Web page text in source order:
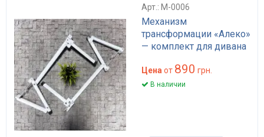
Арт.: M-0006
Механизм
трансформации «Алеко»
— комплект для дивана
Цена от 890 грн.
В наличии